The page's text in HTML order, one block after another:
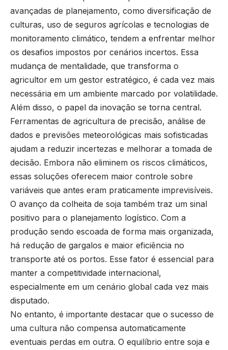
avançadas de planejamento, como diversificação de
culturas, uso de seguros agrícolas e tecnologias de
monitoramento climático, tendem a enfrentar melhor
os desafios impostos por cenários incertos. Essa
mudança de mentalidade, que transforma o
agricultor em um gestor estratégico, é cada vez mais
necessária em um ambiente marcado por volatilidade.
Além disso, o papel da inovação se torna central.
Ferramentas de agricultura de precisão, análise de
dados e previsões meteorológicas mais sofisticadas
ajudam a reduzir incertezas e melhorar a tomada de
decisão. Embora não eliminem os riscos climáticos,
essas soluções oferecem maior controle sobre
variáveis que antes eram praticamente imprevisíveis.
O avanço da colheita de soja também traz um sinal
positivo para o planejamento logístico. Com a
produção sendo escoada de forma mais organizada,
há redução de gargalos e maior eficiência no
transporte até os portos. Esse fator é essencial para
manter a competitividade internacional,
especialmente em um cenário global cada vez mais
disputado.
No entanto, é importante destacar que o sucesso de
uma cultura não compensa automaticamente
eventuais perdas em outra. O equilíbrio entre soja e